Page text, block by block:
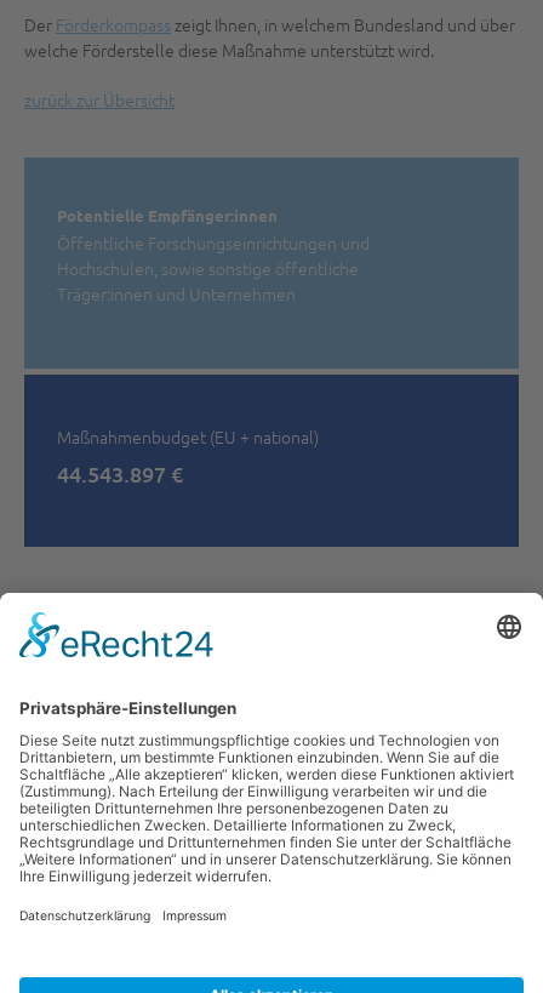
Der Förderkompass zeigt Ihnen, in welchem Bundesland und über
welche Förderstelle diese Maßnahme unterstützt wird.
zurück zur Übersicht
Potentielle Empfänger:innen
Öffentliche Forschungseinrichtungen und
Hochschulen, sowie sonstige öffentliche
Träger:innen und Unternehmen
Maßnahmenbudget (EU + national)
44.543.897 €
War der Inhalt der Seite hilfreich?
Newsletter abonnieren